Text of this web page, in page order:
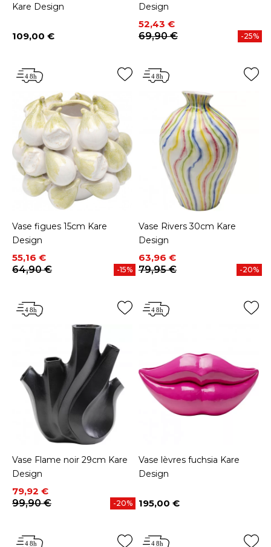
Kare Design
Prix
109,00 €
Design
Prix
52,43 €
Prix de base
69,90 €
-25%
Vase figues 15cm Kare
Design
Prix
55,16 €
Prix de base
64,90 €
-15%
Vase Rivers 30cm Kare
Design
Prix
63,96 €
Prix de base
79,95 €
-20%
Vase Flame noir 29cm Kare
Design
Prix
79,92 €
Prix de base
99,90 €
-20%
Vase lèvres fuchsia Kare
Design
Prix
195,00 €